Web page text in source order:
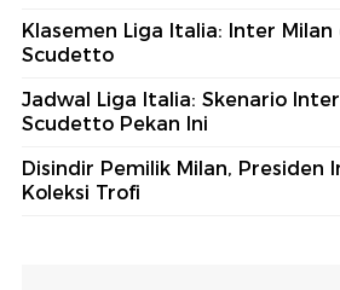
Klasemen Liga Italia: Inter
Scudetto
Jadwal Liga Italia: Skenario
Scudetto Pekan Ini
Disindir Pemilik Milan, Presiden
Koleksi Trofi